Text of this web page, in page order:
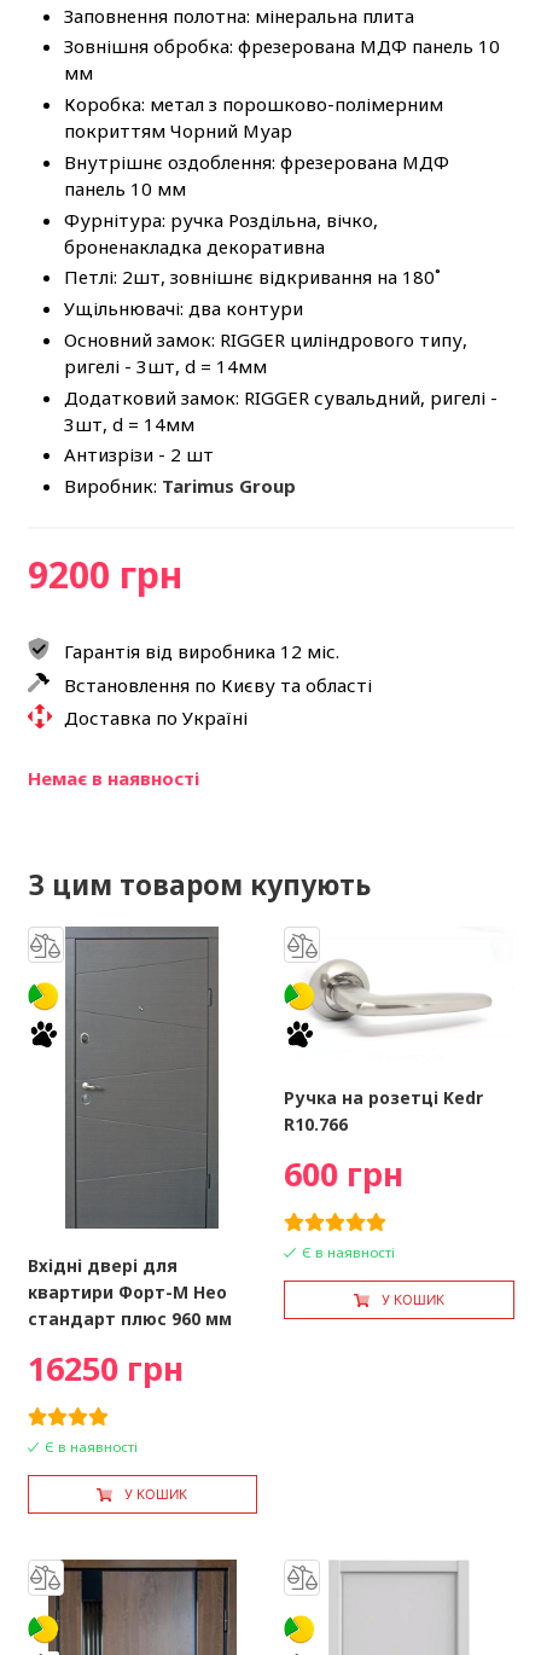
Заповнення полотна: мінеральна плита
Зовнішня обробка: фрезерована МДФ панель 10
мм
Коробка: метал з порошково-полімерним
покриттям Чорний Муар
Внутрішнє оздоблення: фрезерована МДФ
панель 10 мм
Фурнітура: ручка Роздільна, вічко,
броненакладка декоративна
Петлі: 2шт, зовнішнє відкривання на 180˚
Ущільнювачі: два контури
Основний замок: RIGGER циліндрового типу,
ригелі - 3шт, d = 14мм
Додатковий замок: RIGGER сувальдний, ригелі -
3шт, d = 14мм
Антизрізи - 2 шт
Виробник: Tarimus Group
9200 грн
Гарантія від виробника 12 міс.
Встановлення по Києву та області
Доставка по Україні
Немає в наявності
З цим товаром купують
Вхідні двері для
квартири Форт-М Нео
стандарт плюс 960 мм
16250 грн
Є в наявності
У КОШИК
Ручка на розетці Kedr
R10.766
600 грн
Є в наявності
У КОШИК